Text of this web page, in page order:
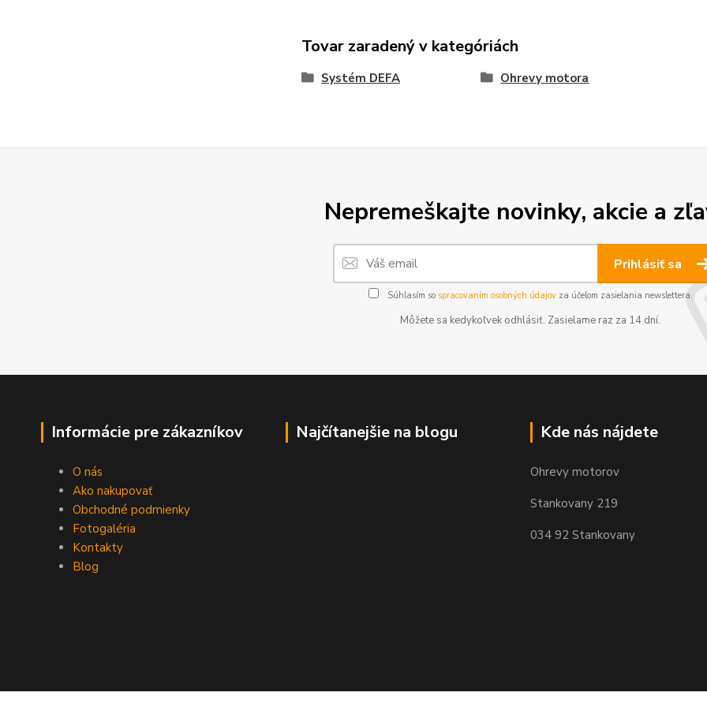
Tovar zaradený v kategóriách
Systém DEFA Ohrevy motora
Nepremeškajte novinky, akcie a
Prihlásiť sa
Súhlasím so spracovaním osobných údajovza účelom zasielania newslettera.
Môžete sa kedykoľvek odhlásiť. Zasielame raz za 14 dní.
Informácie pre zákazníkov
O nás
Ako nakupovať
Obchodné podmienky
Fotogaléria
Kontakty
Blog
Najčítanejšie na blogu Kde nás nájdete
Ohrevy motorov
Stankovany 219
034 92 Stankovany